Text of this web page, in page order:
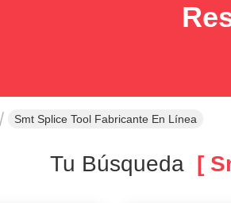
Smt Splice Tool Fabricante En Línea
Tu Búsqueda[